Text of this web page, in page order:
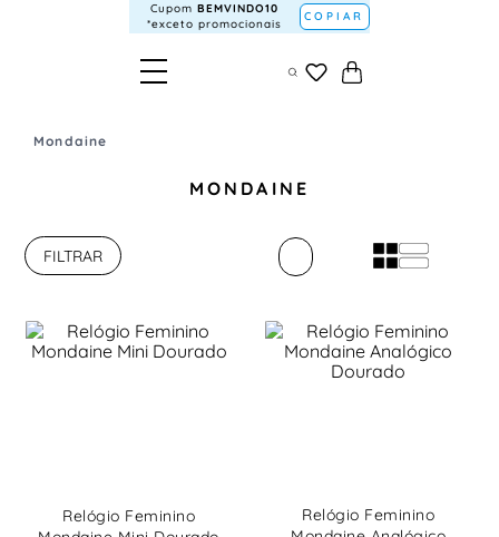
Cupom BEMVINDO10
*exceto promocionais
COPIAR
Mondaine
MONDAINE
FILTRAR
Relógio Feminino
Relógio Feminino